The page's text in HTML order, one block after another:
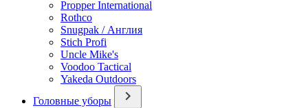
Propper International
Rothco
Snugpak / Англия
Stich Profi
Uncle Mike's
Voodoo Tactical
Yakeda Outdoors
Головные уборы